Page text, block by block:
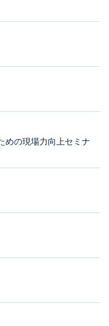
めの現場力向上セミナ